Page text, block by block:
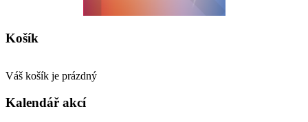
Košík
Váš košík je prázdný
Kalendář akcí